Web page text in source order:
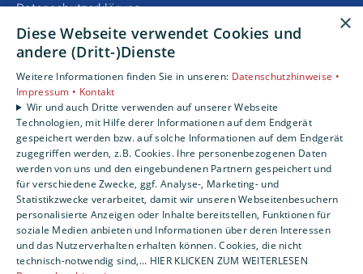
Datenschutzerklärung
Barrierefreiheitserklärung
Privatkunden
Gewerbekunden
Karriere
Unternehmen
×
Diese Webseite verwendet Cookies und
andere (Dritt-)Dienste
Weitere Informationen finden Sie in unseren: Datenschutzhinweise •
Impressum • Kontakt
Wir und auch Dritte verwenden auf unserer Webseite
Technologien, mit Hilfe derer Informationen auf dem Endgerät
gespeichert werden bzw. auf solche Informationen auf dem Endgerät
zugegriffen werden, z.B. Cookies. Ihre personenbezogenen Daten
werden von uns und den eingebundenen Partnern gespeichert und
für verschiedene Zwecke, ggf. Analyse-, Marketing- und
Statistikzwecke verarbeitet, damit wir unseren Webseitenbesuchern
personalisierte Anzeigen oder Inhalte bereitstellen, Funktionen für
soziale Medien anbieten und Informationen über deren Interessen
und das Nutzerverhalten erhalten können. Cookies, die nicht
technisch-notwendig sind,... HIER KLICKEN ZUM WEITERLESEN